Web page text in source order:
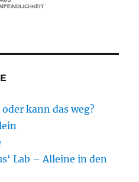
kann das weg?
Lab – Alleine in den